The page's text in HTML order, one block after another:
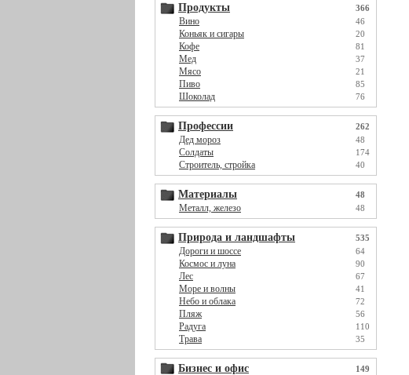
Продукты 366
Вино 46
Коньяк и сигары 20
Кофе 81
Мед 37
Мясо 21
Пиво 85
Шоколад 76
Профессии 262
Дед мороз 48
Солдаты 174
Строитель, стройка 40
Материалы 48
Металл, железо 48
Природа и ландшафты 535
Дороги и шоссе 64
Космос и луна 90
Лес 67
Море и волны 41
Небо и облака 72
Пляж 56
Радуга 110
Трава 35
Бизнес и офис 149